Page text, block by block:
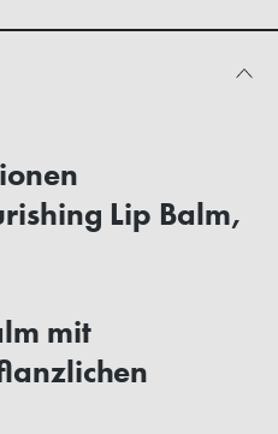
Lip Balm,
mit